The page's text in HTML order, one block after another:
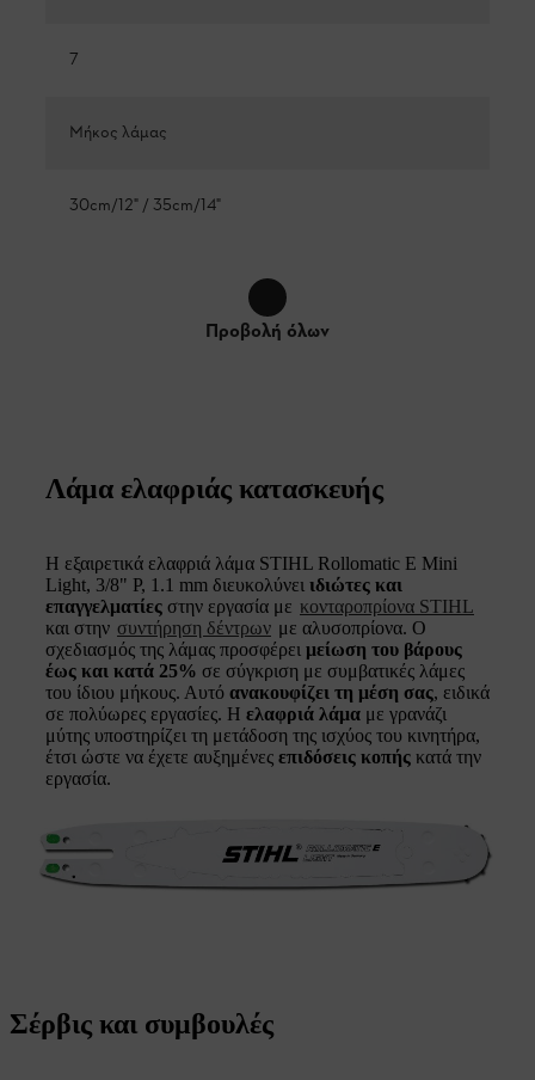
7
Μήκος λάμας
30cm/12" / 35cm/14"
Προβολή όλων
Λάμα ελαφριάς κατασκευής
Η εξαιρετικά ελαφριά λάμα STIHL Rollomatic E Mini
Light, 3/8" P, 1.1 mm διευκολύνει ιδιώτες και
επαγγελματίες στην εργασία με κονταροπρίονα STIHL
και στην συντήρηση δέντρων με αλυσοπρίονα. Ο
σχεδιασμός της λάμας προσφέρει μείωση του βάρους
έως και κατά 25% σε σύγκριση με συμβατικές λάμες
του ίδιου μήκους. Αυτό ανακουφίζει τη μέση σας, ειδικά
σε πολύωρες εργασίες. Η ελαφριά λάμα με γρανάζι
μύτης υποστηρίζει τη μετάδοση της ισχύος του κινητήρα,
έτσι ώστε να έχετε αυξημένες επιδόσεις κοπής κατά την
εργασία.
Σέρβις και συμβουλές